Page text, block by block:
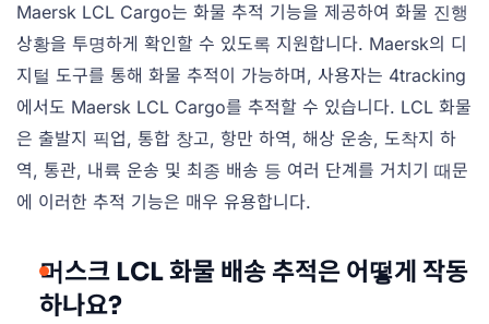
Maersk LCL Cargo는 화물 추적 기능을 제공하여 화물 진행
상황을 투명하게 확인할 수 있도록 지원합니다. Maersk의 디
지털 도구를 통해 화물 추적이 가능하며, 사용자는 4tracking
에서도 Maersk LCL Cargo를 추적할 수 있습니다. LCL 화물
은 출발지 픽업, 통합 창고, 항만 하역, 해상 운송, 도착지 하
역, 통관, 내륙 운송 및 최종 배송 등 여러 단계를 거치기 때문
에 이러한 추적 기능은 매우 유용합니다.
머스크 LCL 화물 배송 추적은 어떻게 작동
하나요?